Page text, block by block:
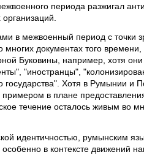
периода разжигал
в межвоенный период с точки
документах того
Буковины, например, хотя
"иностранцы",
Хотя в Румынии и
в плане
течение осталось живым во
идентичностью, румынским
в контексте движений